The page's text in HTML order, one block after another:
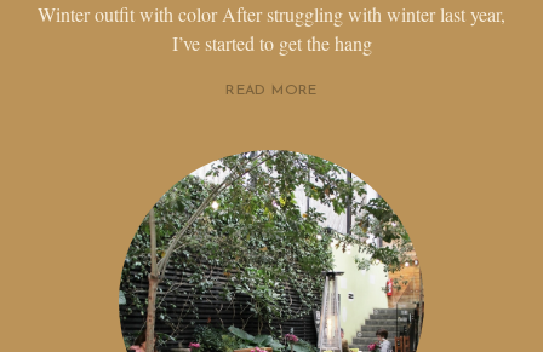
Winter outfit with color After struggling with winter last year,
I’ve started to get the hang
READ MORE